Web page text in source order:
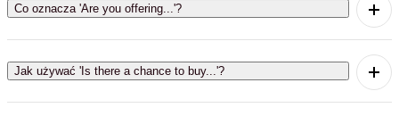
Co oznacza 'Are you offering...'?
This phrase means to inquire whether a certain
product is available for sale.
Jak używać 'Is there a chance to buy...'?
Use this phrase when you want to ask if a specific